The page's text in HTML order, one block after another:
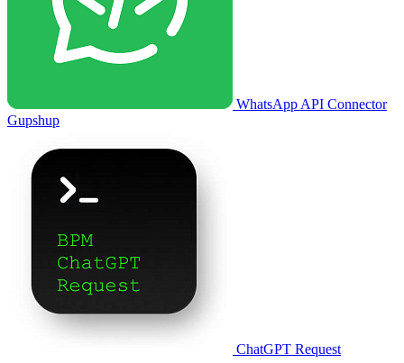
WhatsApp API Connector
Gupshup
ChatGPT Request